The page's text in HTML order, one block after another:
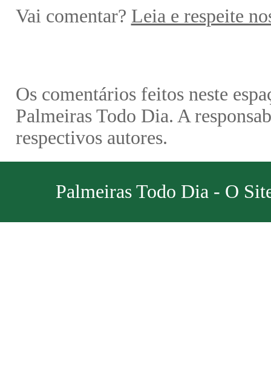
Vai comentar? Leia e respeite
Os comentários feitos neste
Palmeiras Todo Dia. A
respectivos autores.
Palmeiras Todo Dia - O